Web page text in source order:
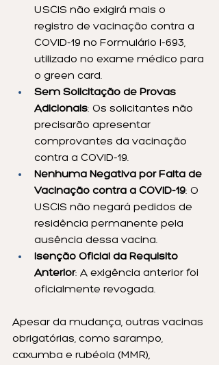
USCIS não exigirá mais o
registro de vacinação contra a
COVID-19 no Formulário I-693,
utilizado no exame médico para
o green card.
Sem Solicitação de Provas
Adicionais: Os solicitantes não
precisarão apresentar
comprovantes da vacinação
contra a COVID-19.
Nenhuma Negativa por Falta de
Vacinação contra a COVID-19: O
USCIS não negará pedidos de
residência permanente pela
ausência dessa vacina.
Isenção Oficial da Requisito
Anterior: A exigência anterior foi
oficialmente revogada.
Apesar da mudança, outras vacinas
obrigatórias, como sarampo,
caxumba e rubéola (MMR),